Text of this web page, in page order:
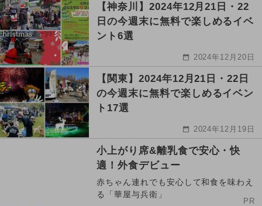
【神奈川】2024年12月21日・22
日の今週末に無料で楽しめるイベ
ント6選
2024年12月20日
【関東】2024年12月21日・22日
の今週末に無料で楽しめるイベン
ト17選
2024年12月19日
小上がり席&離乳食で安心・快
適！外食デビュー
赤ちゃん連れでも安心して和食を味わえ
る「華屋与兵衛」
PR